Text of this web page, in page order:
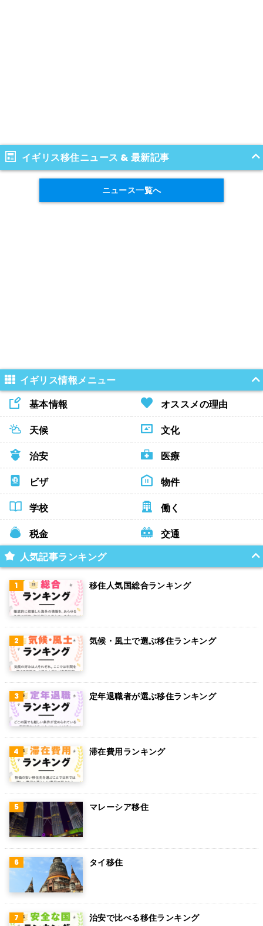
イギリス移住ニュース & 最新記事
ニュース一覧へ
イギリス情報メニュー
基本情報
オススメの理由
天候
文化
治安
医療
ビザ
物件
学校
働く
税金
交通
人気記事ランキング
移住人気国総合ランキング
気候・風土で選ぶ移住ランキング
定年退職者が選ぶ移住ランキング
滞在費用ランキング
マレーシア移住
タイ移住
治安で比べる移住ランキング